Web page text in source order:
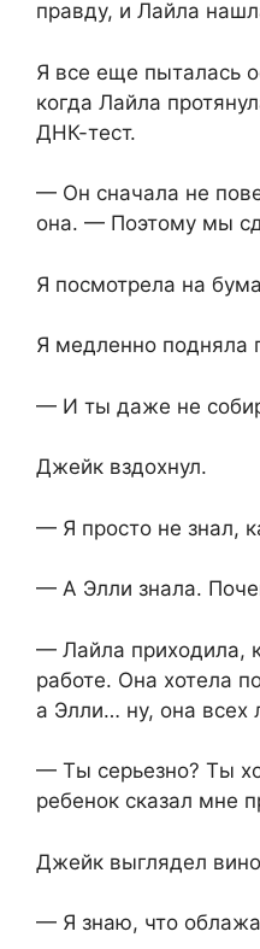
правду, и Лайла
Я все еще пыталась
когда Лайла
ДНК-тест.
— Он сначала не
она. — Поэтому мы
Я посмотрела на
Я медленно подняла
— И ты даже не
Джейк вздохнул.
— Я просто не знал,
— А Элли знала.
— Лайла приходила,
работе. Она хотела
а Элли… ну, она всех
— Ты серьезно? Ты
ребенок сказал мне
Джейк выглядел
— Я знаю, что